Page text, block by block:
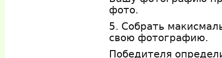
фото.
5. Собрать
свою фотографию.
Победителя